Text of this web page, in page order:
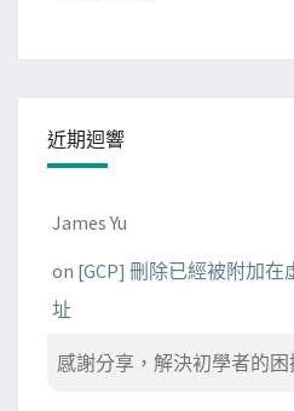
近期迴響
James Yu
on [GCP] 刪除已經被附加在
址
感謝分享，解決初學者的困